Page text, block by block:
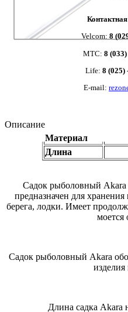
Velcom: 8
MTC: 8
Life: 8 (025)
E-mail:
Описание
Материал
Длина
Садок рыболовный Akara
предназначен для
берега, лодки. Имеет
моется
Садок рыболовный Akara
изделия
Длина садка Akara